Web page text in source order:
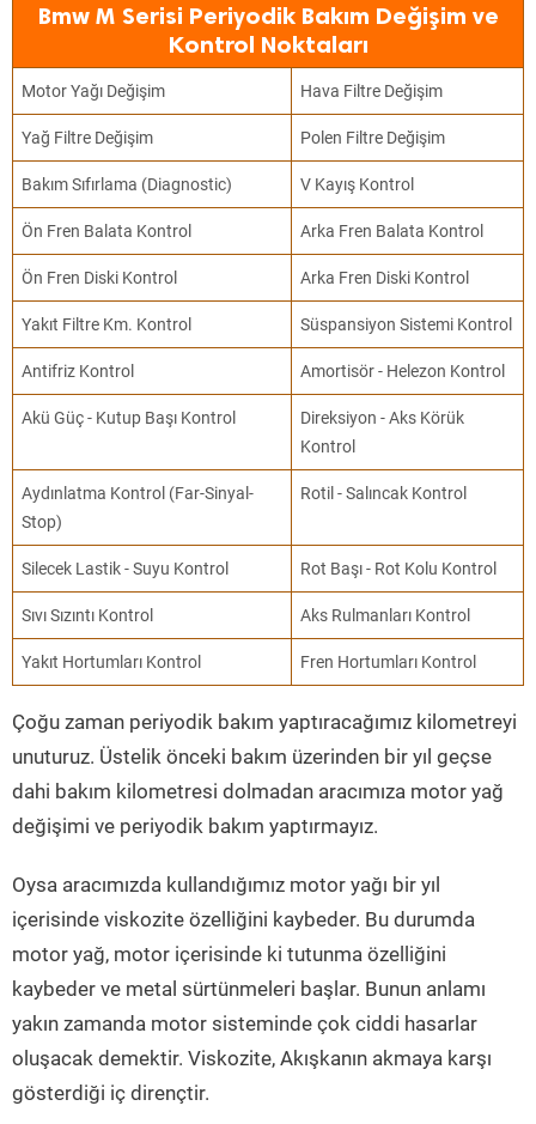
Bmw M Serisi Periyodik Bakım Değişim ve
Kontrol Noktaları
Motor Yağı Değişim Hava Filtre Değişim
Yağ Filtre Değişim Polen Filtre Değişim
Bakım Sıfırlama (Diagnostic) V Kayış Kontrol
Ön Fren Balata Kontrol Arka Fren Balata Kontrol
Ön Fren Diski Kontrol Arka Fren Diski Kontrol
Yakıt Filtre Km. Kontrol Süspansiyon Sistemi Kontrol
Antifriz Kontrol Amortisör - Helezon Kontrol
Akü Güç - Kutup Başı Kontrol
Direksiyon - Aks Körük
Kontrol
Aydınlatma Kontrol (Far-Sinyal-
Stop)
Rotil - Salıncak Kontrol
Silecek Lastik - Suyu Kontrol Rot Başı - Rot Kolu Kontrol
Sıvı Sızıntı Kontrol Aks Rulmanları Kontrol
Yakıt Hortumları Kontrol Fren Hortumları Kontrol
Çoğu zaman periyodik bakım yaptıracağımız kilometreyi
unuturuz. Üstelik önceki bakım üzerinden bir yıl geçse
dahi bakım kilometresi dolmadan aracımıza motor yağ
değişimi ve periyodik bakım yaptırmayız.
Oysa aracımızda kullandığımız motor yağı bir yıl
içerisinde viskozite özelliğini kaybeder. Bu durumda
motor yağ, motor içerisinde ki tutunma özelliğini
kaybeder ve metal sürtünmeleri başlar. Bunun anlamı
yakın zamanda motor sisteminde çok ciddi hasarlar
oluşacak demektir. Viskozite, Akışkanın akmaya karşı
gösterdiği iç dirençtir.